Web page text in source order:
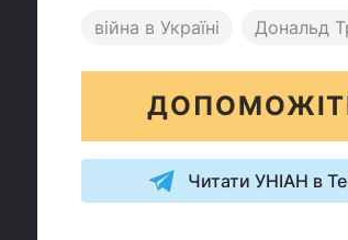
війна в Україні Дональд
Читати УНІАН в